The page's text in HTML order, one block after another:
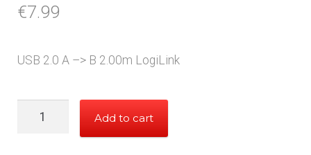
€7.99
USB 2.0 A –> B 2.00m LogiLink
Add to cart